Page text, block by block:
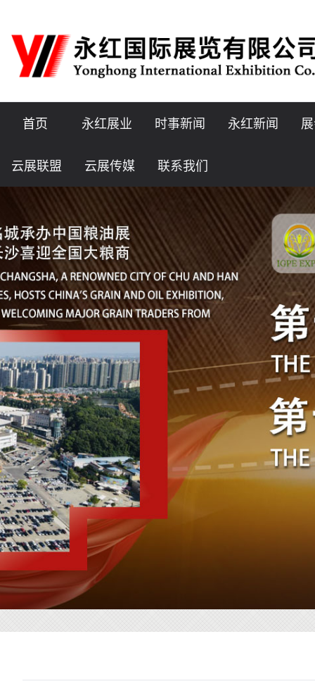
首页 永红展业 时事新闻 永红新闻
云展联盟 云展传媒 联系我们